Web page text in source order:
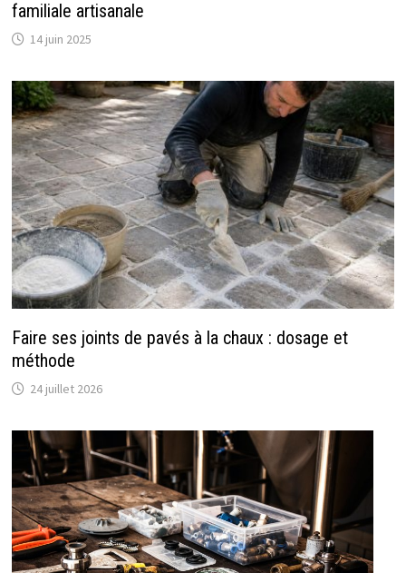
familiale artisanale
14 juin 2025
Faire ses joints de pavés à la chaux : dosage et
méthode
24 juillet 2026